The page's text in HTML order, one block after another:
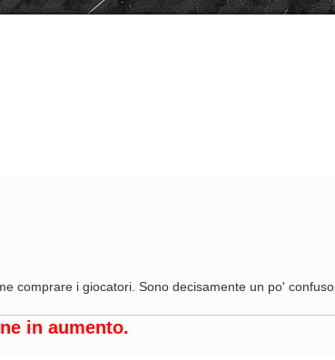
comprare i giocatori. Sono decisamente un po' confuso
in aumento.